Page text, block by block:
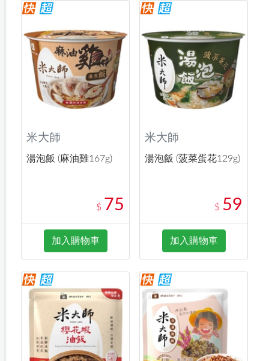
米大師
湯泡飯 (麻油雞167g)
$ 75
加入購物車
米大師
湯泡飯 (菠菜蛋花129g)
$ 59
加入購物車